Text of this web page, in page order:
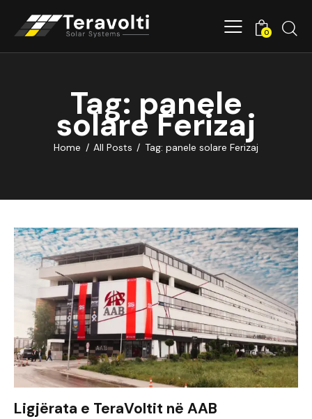
0
Tag: panele
solare Ferizaj
Home All Posts Tag: panele solare Ferizaj
Ligjërata e TeraVoltit në AAB